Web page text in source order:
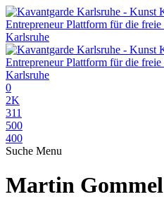
0
2K
311
500
400
Suche Menu
Martin Gommel